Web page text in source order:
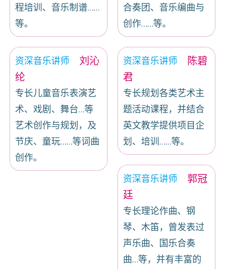
程培训、音乐制谱……
等。
合奏团、音乐编曲与
创作……等。
资深音乐讲师
刘沁
纶
专长儿童音乐表演艺
术、戏剧、舞台…等
艺术创作与规划，及
节庆、童玩……等词曲
创作。
资深音乐讲师
陈碧
君
专长规划各类艺术主
题活动课程，并结合
英文教学提供项目企
划、培训……等。
资深音乐讲师
郭冠
廷
专长理论作曲、钢
琴、木笛，曾发表过
声乐曲、国乐合奏
曲…等，并有丰富的